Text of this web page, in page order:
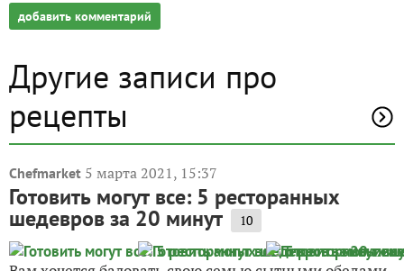
добавить комментарий
Другие записи про
рецепты
Chefmarket 5 марта 2021, 15:37
Готовить могут все: 5 ресторанных
шедевров за 20 минут 10